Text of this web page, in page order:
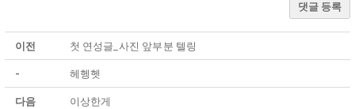
댓글 등록
이전 첫 연성글_사진 앞부분 텔링
- 헤헹헷
다음 이상한게